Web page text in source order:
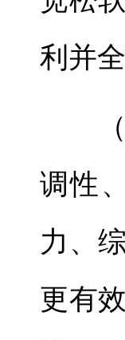
利并
（
调性
力、
更有